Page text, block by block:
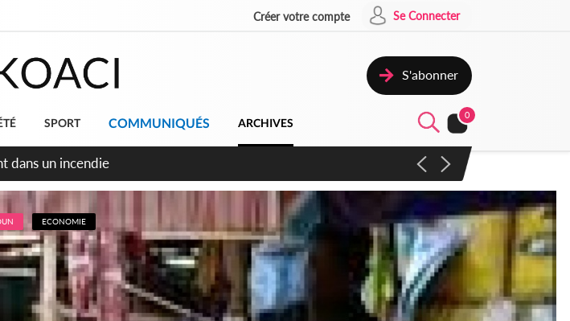
Créer votre compte Se Connecter
S'abonner
SPORT COMMUNIQUÉS ARCHIVES
0
transformée en vaste campagne contre les produits
ECONOMIE